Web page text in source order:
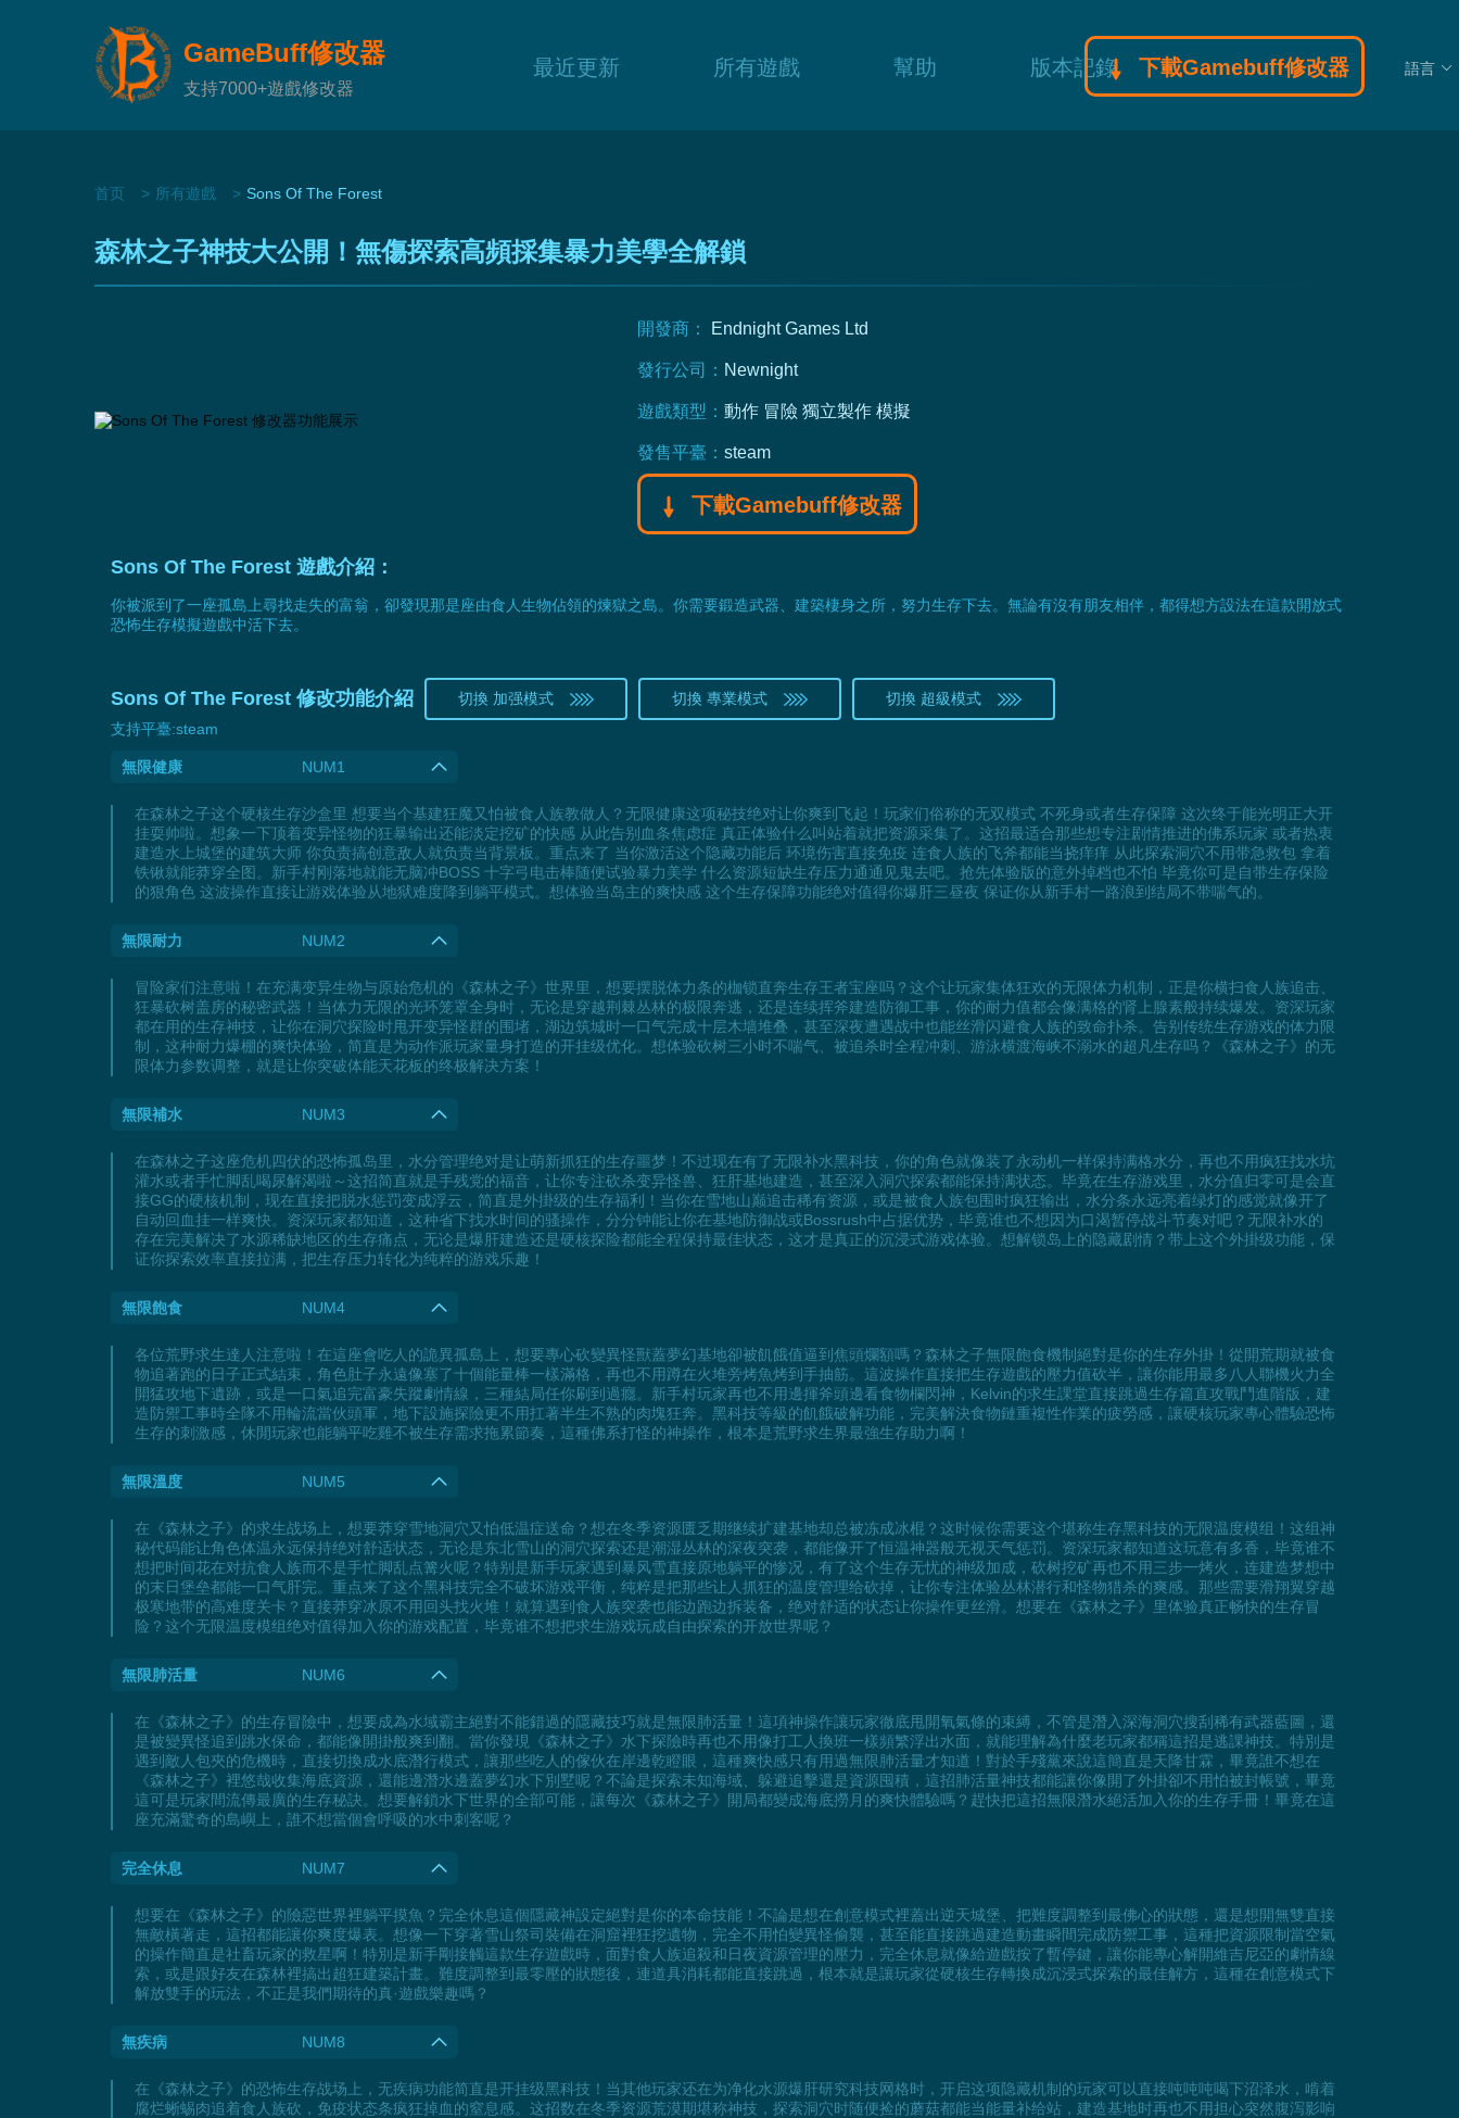
GameBuff修改器
支持7000+遊戲修改器
最近更新 所有遊戲 幫助 版本記錄 下載Gamebuff修改器 語言
首页 所有遊戲 Sons Of The Forest
森林之子神技大公開！無傷探索高頻採集暴力美學全解鎖
開發商： Endnight Games Ltd
發行公司： Newnight
遊戲類型： 動作 冒險 獨立製作 模擬
發售平臺： steam
下載Gamebuff修改器
Sons Of The Forest 遊戲介紹：
你被派到了一座孤島上尋找走失的富翁，卻發現那是座由食人生物佔領的煉獄之島。你需要鍛造武器、建築棲身之所，努力生存下去。無論有沒有朋友相伴，都得想方設法在這款開放式
恐怖生存模擬遊戲中活下去。
Sons Of The Forest 修改功能介紹 切換 加强模式 切換 專業模式
切換 超級模式
支持平臺:steam
無限健康 NUM1
在森林之子这个硬核生存沙盒里 想要当个基建狂魔又怕被食人族教做人？无限健康这项秘技绝对让你爽到飞起！玩家们俗称的无双模式 不死身或者生存保障 这次终于能光明正大开
挂耍帅啦。想象一下顶着变异怪物的狂暴输出还能淡定挖矿的快感 从此告别血条焦虑症 真正体验什么叫站着就把资源采集了。这招最适合那些想专注剧情推进的佛系玩家 或者热衷
建造水上城堡的建筑大师 你负责搞创意敌人就负责当背景板。重点来了 当你激活这个隐藏功能后 环境伤害直接免疫 连食人族的飞斧都能当挠痒痒 从此探索洞穴不用带急救包 拿着
铁锹就能莽穿全图。新手村刚落地就能无脑冲BOSS 十字弓电击棒随便试验暴力美学 什么资源短缺生存压力通通见鬼去吧。抢先体验版的意外掉档也不怕 毕竟你可是自带生存保险
的狠角色 这波操作直接让游戏体验从地狱难度降到躺平模式。想体验当岛主的爽快感 这个生存保障功能绝对值得你爆肝三昼夜 保证你从新手村一路浪到结局不带喘气的。
無限耐力 NUM2
冒险家们注意啦！在充满变异生物与原始危机的《森林之子》世界里，想要摆脱体力条的枷锁直奔生存王者宝座吗？这个让玩家集体狂欢的无限体力机制，正是你横扫食人族追击、
狂暴砍树盖房的秘密武器！当体力无限的光环笼罩全身时，无论是穿越荆棘丛林的极限奔逃，还是连续挥斧建造防御工事，你的耐力值都会像满格的肾上腺素般持续爆发。资深玩家
都在用的生存神技，让你在洞穴探险时甩开变异怪群的围堵，湖边筑城时一口气完成十层木墙堆叠，甚至深夜遭遇战中也能丝滑闪避食人族的致命扑杀。告别传统生存游戏的体力限
制，这种耐力爆棚的爽快体验，简直是为动作派玩家量身打造的开挂级优化。想体验砍树三小时不喘气、被追杀时全程冲刺、游泳横渡海峡不溺水的超凡生存吗？《森林之子》的无
限体力参数调整，就是让你突破体能天花板的终极解决方案！
無限補水 NUM3
在森林之子这座危机四伏的恐怖孤岛里，水分管理绝对是让萌新抓狂的生存噩梦！不过现在有了无限补水黑科技，你的角色就像装了永动机一样保持满格水分，再也不用疯狂找水坑
灌水或者手忙脚乱喝尿解渴啦～这招简直就是手残党的福音，让你专注砍杀变异怪兽、狂肝基地建造，甚至深入洞穴探索都能保持满状态。毕竟在生存游戏里，水分值归零可是会直
接GG的硬核机制，现在直接把脱水惩罚变成浮云，简直是外掛级的生存福利！当你在雪地山巅追击稀有资源，或是被食人族包围时疯狂输出，水分条永远亮着绿灯的感觉就像开了
自动回血挂一样爽快。资深玩家都知道，这种省下找水时间的骚操作，分分钟能让你在基地防御战或Bossrush中占据优势，毕竟谁也不想因为口渴暂停战斗节奏对吧？无限补水的
存在完美解决了水源稀缺地区的生存痛点，无论是爆肝建造还是硬核探险都能全程保持最佳状态，这才是真正的沉浸式游戏体验。想解锁岛上的隐藏剧情？带上这个外掛级功能，保
证你探索效率直接拉满，把生存压力转化为纯粹的游戏乐趣！
無限飽食 NUM4
各位荒野求生達人注意啦！在這座會吃人的詭異孤島上，想要專心砍變異怪獸蓋夢幻基地卻被飢餓值逼到焦頭爛額嗎？森林之子無限飽食機制絕對是你的生存外掛！從開荒期就被食
物追著跑的日子正式結束，角色肚子永遠像塞了十個能量棒一樣滿格，再也不用蹲在火堆旁烤魚烤到手抽筋。這波操作直接把生存遊戲的壓力值砍半，讓你能用最多八人聯機火力全
開猛攻地下遺跡，或是一口氣追完富豪失蹤劇情線，三種結局任你刷到過癮。新手村玩家再也不用邊揮斧頭邊看食物欄閃神，Kelvin的求生課堂直接跳過生存篇直攻戰鬥進階版，建
造防禦工事時全隊不用輪流當伙頭軍，地下設施探險更不用扛著半生不熟的肉塊狂奔。黑科技等級的飢餓破解功能，完美解決食物鏈重複性作業的疲勞感，讓硬核玩家專心體驗恐怖
生存的刺激感，休閒玩家也能躺平吃雞不被生存需求拖累節奏，這種佛系打怪的神操作，根本是荒野求生界最強生存助力啊！
無限溫度 NUM5
在《森林之子》的求生战场上，想要莽穿雪地洞穴又怕低温症送命？想在冬季资源匮乏期继续扩建基地却总被冻成冰棍？这时候你需要这个堪称生存黑科技的无限温度模组！这组神
秘代码能让角色体温永远保持绝对舒适状态，无论是东北雪山的洞穴探索还是潮湿丛林的深夜突袭，都能像开了恒温神器般无视天气惩罚。资深玩家都知道这玩意有多香，毕竟谁不
想把时间花在对抗食人族而不是手忙脚乱点篝火呢？特别是新手玩家遇到暴风雪直接原地躺平的惨况，有了这个生存无忧的神级加成，砍树挖矿再也不用三步一烤火，连建造梦想中
的末日堡垒都能一口气肝完。重点来了这个黑科技完全不破坏游戏平衡，纯粹是把那些让人抓狂的温度管理给砍掉，让你专注体验丛林潜行和怪物猎杀的爽感。那些需要滑翔翼穿越
极寒地带的高难度关卡？直接莽穿冰原不用回头找火堆！就算遇到食人族突袭也能边跑边拆装备，绝对舒适的状态让你操作更丝滑。想要在《森林之子》里体验真正畅快的生存冒
险？这个无限温度模组绝对值得加入你的游戏配置，毕竟谁不想把求生游戏玩成自由探索的开放世界呢？
無限肺活量 NUM6
在《森林之子》的生存冒險中，想要成為水域霸主絕對不能錯過的隱藏技巧就是無限肺活量！這項神操作讓玩家徹底甩開氧氣條的束縛，不管是潛入深海洞穴搜刮稀有武器藍圖，還
是被變異怪追到跳水保命，都能像開掛般爽到翻。當你發現《森林之子》水下探險時再也不用像打工人換班一樣頻繁浮出水面，就能理解為什麼老玩家都稱這招是逃課神技。特別是
遇到敵人包夾的危機時，直接切換成水底潛行模式，讓那些吃人的傢伙在岸邊乾瞪眼，這種爽快感只有用過無限肺活量才知道！對於手殘黨來說這簡直是天降甘霖，畢竟誰不想在
《森林之子》裡悠哉收集海底資源，還能邊潛水邊蓋夢幻水下別墅呢？不論是探索未知海域、躲避追擊還是資源囤積，這招肺活量神技都能讓你像開了外掛卻不用怕被封帳號，畢竟
這可是玩家間流傳最廣的生存秘訣。想要解鎖水下世界的全部可能，讓每次《森林之子》開局都變成海底撈月的爽快體驗嗎？趕快把這招無限潛水絕活加入你的生存手冊！畢竟在這
座充滿驚奇的島嶼上，誰不想當個會呼吸的水中刺客呢？
完全休息 NUM7
想要在《森林之子》的險惡世界裡躺平摸魚？完全休息這個隱藏神設定絕對是你的本命技能！不論是想在創意模式裡蓋出逆天城堡、把難度調整到最佛心的狀態，還是想開無雙直接
無敵橫著走，這招都能讓你爽度爆表。想像一下穿著雪山祭司裝備在洞窟裡狂挖遺物，完全不用怕變異怪偷襲，甚至能直接跳過建造動畫瞬間完成防禦工事，這種把資源限制當空氣
的操作簡直是社畜玩家的救星啊！特別是新手剛接觸這款生存遊戲時，面對食人族追殺和日夜資源管理的壓力，完全休息就像給遊戲按了暫停鍵，讓你能專心解開維吉尼亞的劇情線
索，或是跟好友在森林裡搞出超狂建築計畫。難度調整到最零壓的狀態後，連道具消耗都能直接跳過，根本就是讓玩家從硬核生存轉換成沉浸式探索的最佳解方，這種在創意模式下
解放雙手的玩法，不正是我們期待的真·遊戲樂趣嗎？
無疾病 NUM8
在《森林之子》的恐怖生存战场上，无疾病功能简直是开挂级黑科技！当其他玩家还在为净化水源爆肝研究科技网格时，开启这项隐藏机制的玩家可以直接吨吨吨喝下沼泽水，啃着
腐烂蜥蜴肉追着食人族砍，免疫状态条疯狂掉血的窒息感。这招数在冬季资源荒漠期堪称神技，探索洞穴时随便捡的蘑菇都能当能量补给站，建造基地时再也不用担心突然腹泻影响